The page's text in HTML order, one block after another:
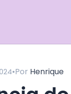
•Por Henrique